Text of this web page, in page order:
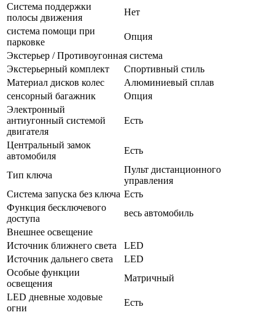
Система поддержки
полосы движения
Нет
система помощи при
парковке
Опция
Экстерьер / Противоугонная система
Экстерьерный комплект
Спортивный стиль
Материал дисков колес
Алюминиевый сплав
сенсорный багажник
Опция
Электронный
антиугонный системой
двигателя
Есть
Центральный замок
автомобиля
Есть
Тип ключа
Пульт дистанционного
управления
Система запуска без ключа Есть
Функция бесключевого
доступа
весь автомобиль
Внешнее освещение
Источник ближнего света
LED
Источник дальнего света
LED
Особые функции
освещения
Матричный
LED дневные ходовые
огни
Есть